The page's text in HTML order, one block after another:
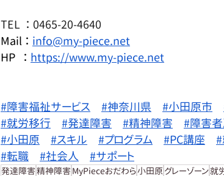
TEL  ： 0465-20-4640
Mail ： info@my-piece.net
HP   ： https://www.my-piece.net
#障害福祉サービス #神奈川県 #小田原市
#就労移行
#発達障害 #精神障害 #障害
#小田原
#スキル #プログラム #PC講座
#転職
#社会人 #サポート
発達障害精神障害 MyPieceおだわら小田原 グレーゾーン就